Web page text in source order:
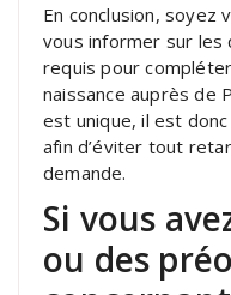
En conclusion, soyez
vous informer sur les
requis pour
naissance auprès de
est unique, il est
afin d’éviter tout
demande.
Si vous
ou des